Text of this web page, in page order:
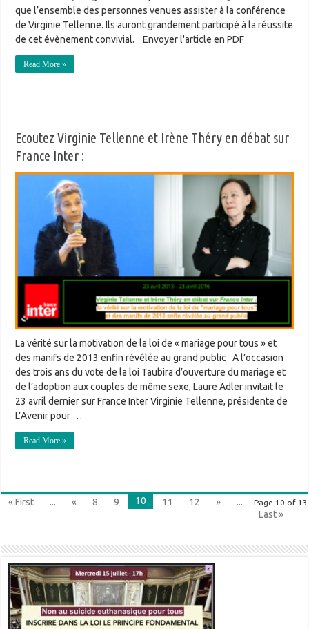
que l’ensemble des personnes venues assister à la conférence
de Virginie Tellenne. Ils auront grandement participé à la réussite
de cet évènement convivial. Envoyer l'article en PDF
Read More »
Ecoutez Virginie Tellenne et Irène Théry en débat sur
France Inter :
La vérité sur la motivation de la loi de « mariage pour tous » et
des manifs de 2013 enfin révélée au grand public A l’occasion
des trois ans du vote de la loi Taubira d’ouverture du mariage et
de l’adoption aux couples de même sexe, Laure Adler invitait le
23 avril dernier sur France Inter Virginie Tellenne, présidente de
L’Avenir pour …
Read More »
Page 10 of 13
« First ... « 8 9 10 11 12 »
...
Last »